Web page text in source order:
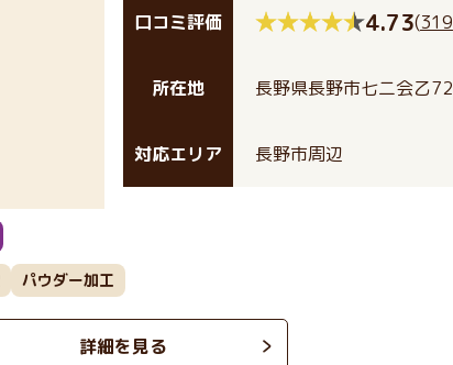
口コミ評価 4.73(319
所在地 長野県長野市七二会乙72
対応エリア 長野市周辺
パウダー加工
詳細を見る